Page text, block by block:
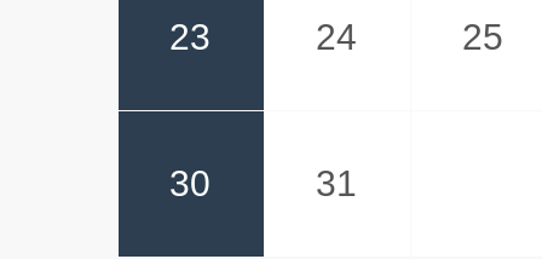
23 24 25
30 31